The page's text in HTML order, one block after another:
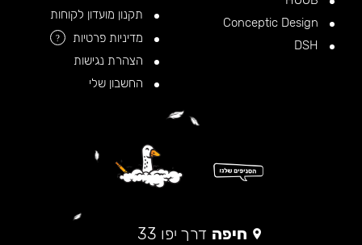
תקנון מועדון לקוחות
מדיניות פרטיות
?
הצהרת נגישות
החשבון שלי
חיפה דרך יפו 33